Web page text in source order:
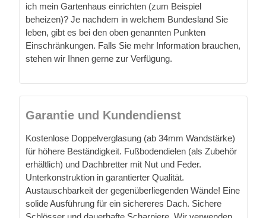
ich mein Gartenhaus einrichten (zum Beispiel
beheizen)? Je nachdem in welchem Bundesland Sie
leben, gibt es bei den oben genannten Punkten
Einschränkungen. Falls Sie mehr Information brauchen,
stehen wir Ihnen gerne zur Verfügung.
Garantie und Kundendienst
Kostenlose Doppelverglasung (ab 34mm Wandstärke)
für höhere Beständigkeit. Fußbodendielen (als Zubehör
erhältlich) und Dachbretter mit Nut und Feder.
Unterkonstruktion in garantierter Qualität.
Austauschbarkeit der gegenüberliegenden Wände! Eine
solide Ausführung für ein sichereres Dach. Sichere